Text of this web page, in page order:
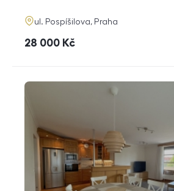
adresa
ul. Pospíšilova, Praha
cena
28 000 Kč